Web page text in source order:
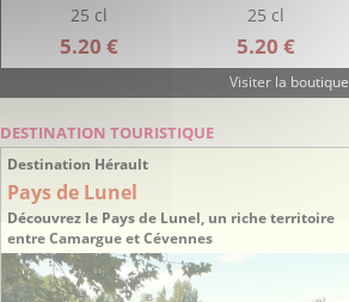
25 cl
5.20 €
25 cl
5.20 €
Visiter la boutique
DESTINATION TOURISTIQUE
Destination Hérault
Pays de Lunel
Découvrez le Pays de Lunel, un riche territoire
entre Camargue et Cévennes